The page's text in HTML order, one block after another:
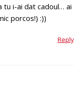
tu i-ai dat cadoul… ai
porcos!) :))
Reply